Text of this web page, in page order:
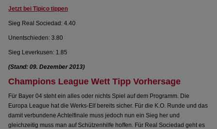
Jetzt bei Tipico tippen
Sieg Real Sociedad: 4.40
Unentschieden: 3.80
Sieg Leverkusen: 1.85
(Stand: 09. Dezember 2013)
Champions League Wett Tipp Vorhersage
Für Bayer 04 steht ein alles oder nichts Spiel auf dem Programm. Die
Europa League hat die Werks-Elf bereits sicher. Für die K.O. Runde und das
damit verbundene Achtelfinale muss jedoch nun ein Sieg her und
gleichzeitig muss man auf Schützenhilfe hoffen. Für Real Sociedad geht es